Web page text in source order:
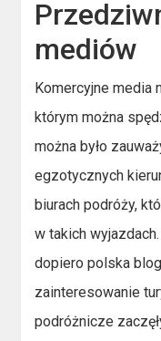
mediów
Komercyjne media
którym można
można było
egzotycznych
biurach podróży,
w takich
dopiero polska
zainteresowanie
podróżnicze